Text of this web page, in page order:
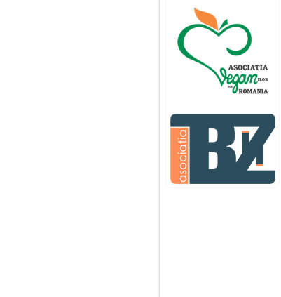
ani, privind in urma
realizez cat de multe
greseli am facut in
educatia si cresterea
ei, am fost o mama
egoista, preocupata
de implinirea
profesionala, cand ea
era mica am neglijat-
agresiva, orice
greseala era taxata cu
o palma sau pedepse.
De 4 ani am o relatie
serioasa cu un barbat